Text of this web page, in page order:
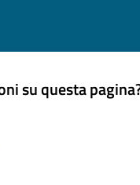
su questa